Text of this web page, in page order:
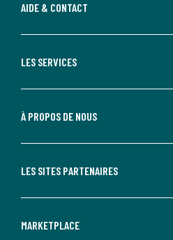
AIDE & CONTACT
LES SERVICES
À PROPOS DE NOUS
LES SITES PARTENAIRES
MARKETPLACE